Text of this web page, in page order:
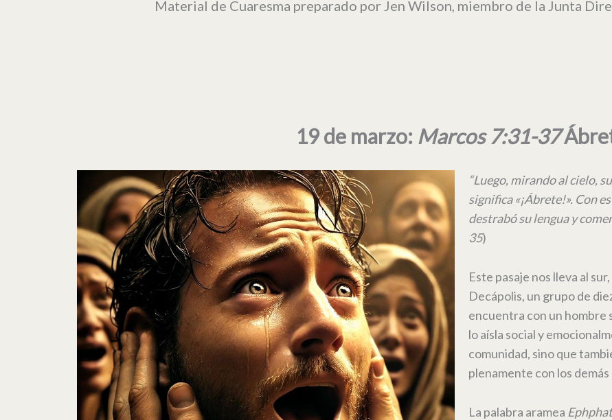
Material de Cuaresma preparado por Jen Wilson, miembro de la Junta
19 de marzo: Marcos 7:31-37
“Luego, mirando al cielo,
significa «¡Ábrete!». Con
destrabó su lengua y
35)
Este pasaje nos lleva al
Decápolis, un grupo de
encuentra con un hombre
lo aísla social y
comunidad, sino que
plenamente con los
La palabra aramea